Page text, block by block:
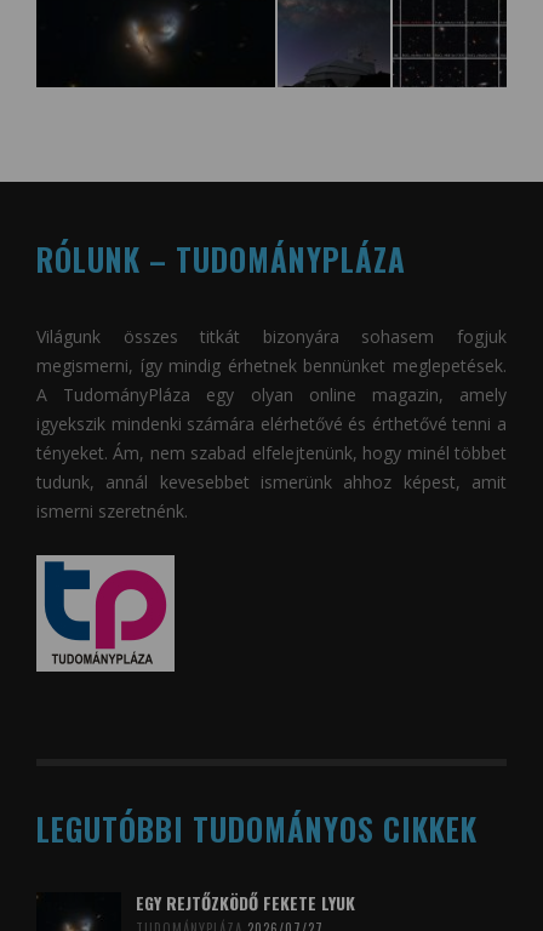
RÓLUNK – TUDOMÁNYPLÁZA
Világunk összes titkát bizonyára sohasem fogjuk
megismerni, így mindig érhetnek bennünket meglepetések.
A TudományPláza egy olyan online magazin, amely
igyekszik mindenki számára elérhetővé és érthetővé tenni a
tényeket. Ám, nem szabad elfelejtenünk, hogy minél többet
tudunk, annál kevesebbet ismerünk ahhoz képest, amit
ismerni szeretnénk.
LEGUTÓBBI TUDOMÁNYOS CIKKEK
EGY REJTŐZKÖDŐ FEKETE LYUK